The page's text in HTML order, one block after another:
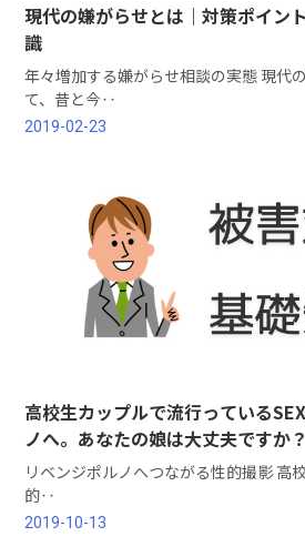
現代の嫌がらせとは｜対策ポイン
識
年々増加する嫌がらせ相談の実態 現代の嫌がらせ被害に関し
て、昔と今‥
2019-02-23
高校生カップルで流行っている
ノへ。あなたの娘は大丈夫ですか
識
リベンジポルノへつながる性的撮影 高校生カップルの間で性
的‥
2019-10-13